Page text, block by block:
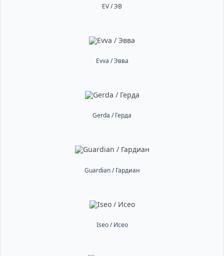
EV / ЭВ
Evva / Эвва
Gerda / Герда
Guardian / Гардиан
Iseo / Исео